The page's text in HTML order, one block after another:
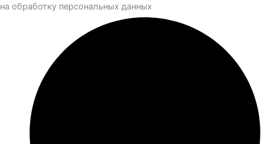
на обработку персональных данных